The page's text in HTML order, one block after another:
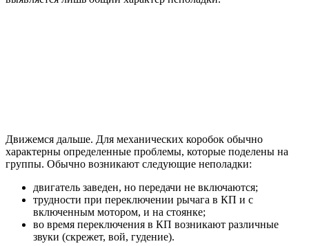
Движемся дальше. Для механических коробок обычно
характерны определенные проблемы, которые поделены на
группы. Обычно возникают следующие неполадки:
двигатель заведен, но передачи не включаются;
трудности при переключении рычага в КП и с
включенным мотором, и на стоянке;
во время переключения в КП возникают различные
звуки (скрежет, вой, гудение).